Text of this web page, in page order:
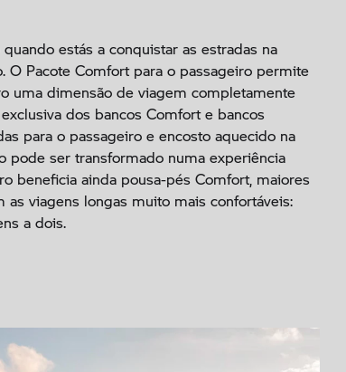
estás a conquistar as estradas na
O Pacote Comfort para o passageiro permite
uma dimensão de viagem completamente
dos bancos Comfort e bancos
para o passageiro e encosto aquecido na
pode ser transformado numa experiência
beneficia ainda pousa-pés Comfort, maiores
as viagens longas muito mais confortáveis:
a dois.